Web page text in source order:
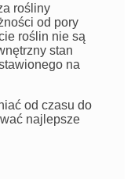
rośliny
od pory
roślin nie są
stan
na
od czasu do
najlepsze